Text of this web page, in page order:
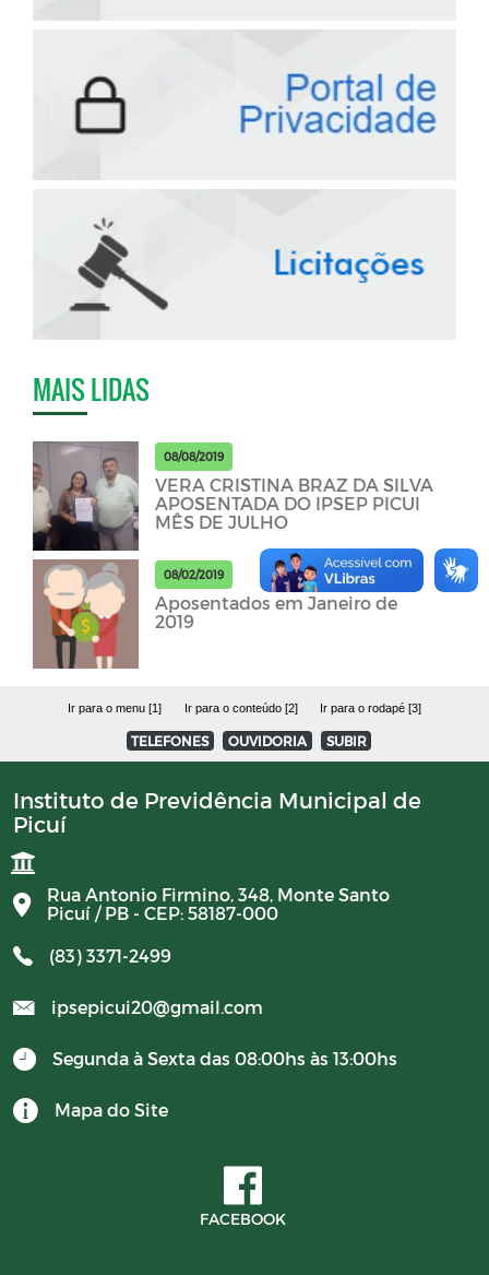
MAIS LIDAS
08/08/2019
VERA CRISTINA BRAZ DA SILVA
APOSENTADA DO IPSEP PICUI
MÊS DE JULHO
08/02/2019
Aposentados em Janeiro de
2019
Ir para o menu [1] Ir para o conteúdo [2] Ir para o rodapé [3]
TELEFONES OUVIDORIA SUBIR
Instituto de Previdência Municipal de
Picuí
Rua Antonio Firmino, 348, Monte Santo
Picuí / PB - CEP: 58187-000
(83) 3371-2499
ipsepicui20@gmail.com
Segunda à Sexta das 08:00hs às 13:00hs
Mapa do Site
FACEBOOK